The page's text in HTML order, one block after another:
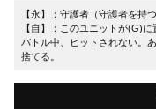
【永】：守護者（守護者を持
【自】：このユニットが(G)
バトル中、ヒットされない。
捨てる。